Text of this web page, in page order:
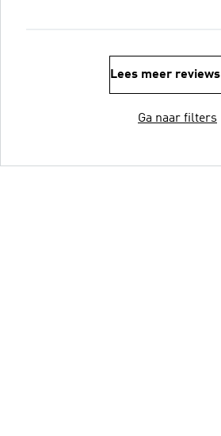
Lees meer reviews
Ga naar filters